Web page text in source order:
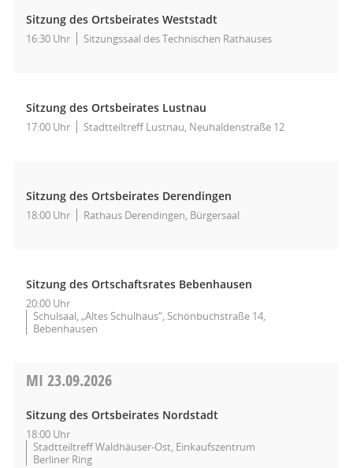
Sitzung des Ortsbeirates Weststadt
16:30 Uhr Sitzungssaal des Technischen Rathauses
Sitzung des Ortsbeirates Lustnau
17:00 Uhr Stadtteiltreff Lustnau, Neuhaldenstraße 12
Sitzung des Ortsbeirates Derendingen
18:00 Uhr Rathaus Derendingen, Bürgersaal
Sitzung des Ortschaftsrates Bebenhausen
20:00 Uhr
Schulsaal, „Altes Schulhaus“, Schönbuchstraße 14,
Bebenhausen
MI 23.09.2026
Sitzung des Ortsbeirates Nordstadt
18:00 Uhr
Stadtteiltreff Waldhäuser-Ost, Einkaufszentrum
Berliner Ring